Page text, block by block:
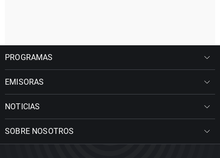
PROGRAMAS
EMISORAS
NOTICIAS
SOBRE NOSOTROS